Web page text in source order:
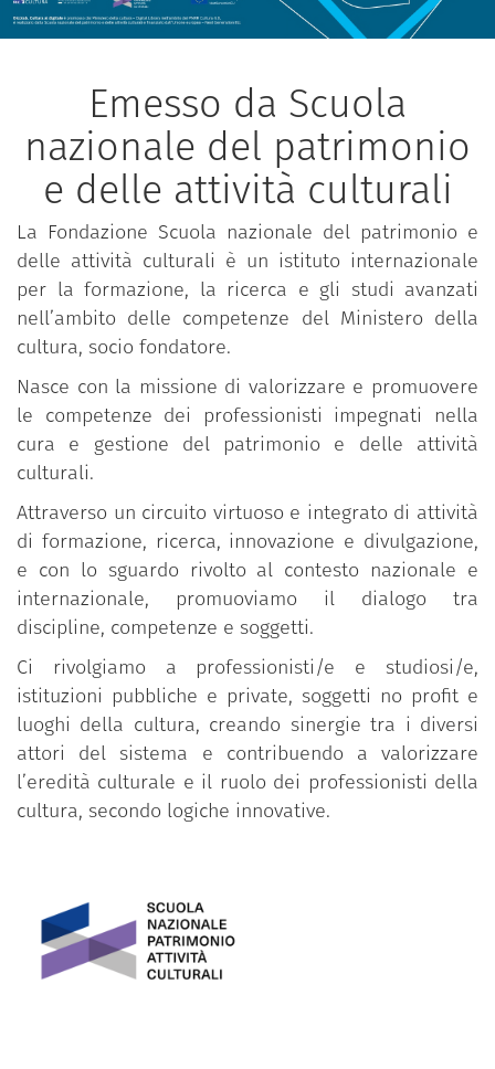
Emesso da Scuola
nazionale del patrimonio
e delle attività culturali
La Fondazione Scuola nazionale del patrimonio e
delle attività culturali è un istituto internazionale
per la formazione, la ricerca e gli studi avanzati
nell’ambito delle competenze del Ministero della
cultura, socio fondatore.
Nasce con la missione di valorizzare e promuovere
le competenze dei professionisti impegnati nella
cura e gestione del patrimonio e delle attività
culturali.
Attraverso un circuito virtuoso e integrato di attività
di formazione, ricerca, innovazione e divulgazione,
e con lo sguardo rivolto al contesto nazionale e
internazionale, promuoviamo il dialogo tra
discipline, competenze e soggetti.
Ci rivolgiamo a professionisti/e e studiosi/e,
istituzioni pubbliche e private, soggetti no profit e
luoghi della cultura, creando sinergie tra i diversi
attori del sistema e contribuendo a valorizzare
l’eredità culturale e il ruolo dei professionisti della
cultura, secondo logiche innovative.